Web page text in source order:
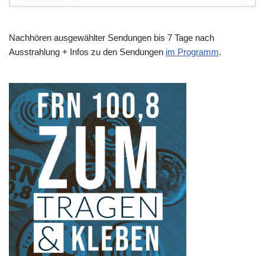
Nachhören ausgewählter Sendungen bis 7 Tage nach
Ausstrahlung + Infos zu den Sendungen im Programm.